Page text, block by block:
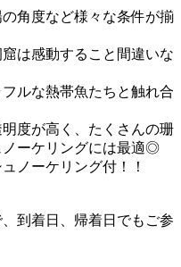
角度など様々な条件が揃
は感動すること間違いな
ルな熱帯魚たちと触れ合
度が高く、たくさんの珊
ノーケリングには最適◎
ノーケリング付！！
到着日、帰着日でもご参